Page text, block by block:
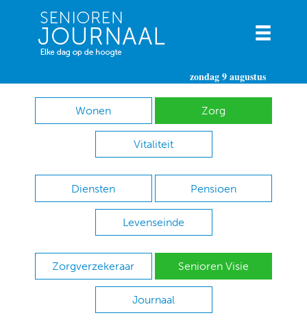
zondag 9 augustus
Wonen Zorg
Vitaliteit
Diensten Pensioen
Levenseinde
Zorgverzekeraar Senioren Visie
Journaal